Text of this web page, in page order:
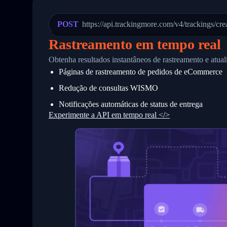
24
25
26
27
28
29
31
32
34
"Details": "Departed
          },
          {
"Date": "2017-03-06
"StatusDescription":
"Details": "BEIJING-
          }
      }
    ]
}
POST https://api.trackingmore.com/v4/trackings/
Rastreamento em tempo real
Obtenha resultados instantâneos de rastreamento e
Páginas de rastreamento de pedidos de eCommerce
Redução de consultas WISMO
Notificações automáticas de status de entrega
Experimente a API em tempo real </>